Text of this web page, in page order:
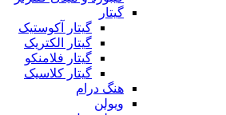
گیتار
گیتار آکوستیک
گیتار الکتریک
گیتار فلامنکو
گیتار کلاسیک
هنگ درام
ویولن